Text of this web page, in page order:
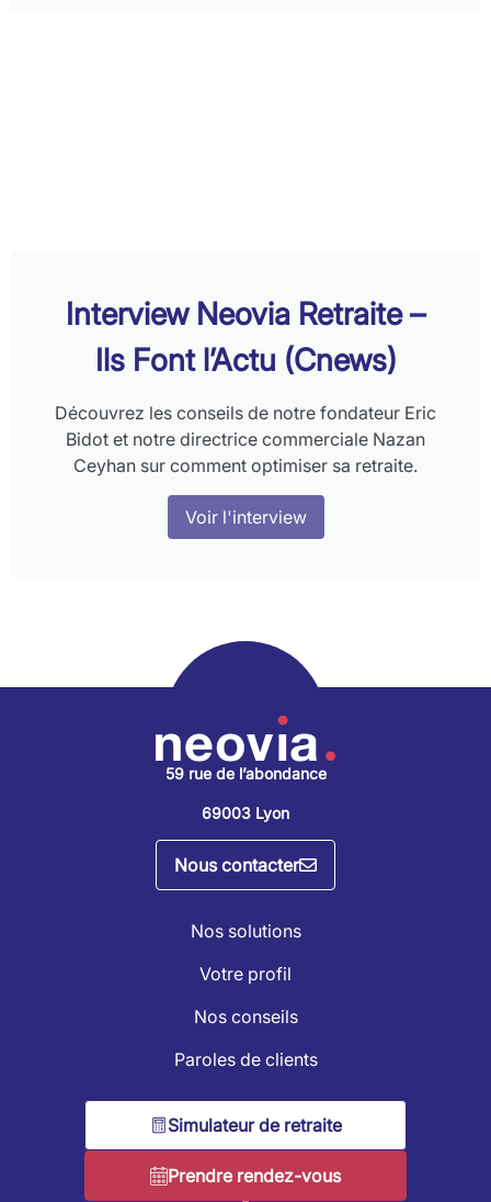
Interview Neovia Retraite –
Ils Font l’Actu (Cnews)
Découvrez les conseils de notre fondateur Eric
Bidot et notre directrice commerciale Nazan
Ceyhan sur comment optimiser sa retraite.
Voir l'interview
59 rue de l’abondance
69003 Lyon
Nous contacter
Nos solutions
Votre profil
Nos conseils
Paroles de clients
Simulateur de retraite
Prendre rendez-vous